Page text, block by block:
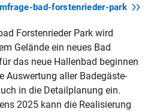
bad-forstenrieder-park
Forstenrieder Park wird
Gelände ein neues Bad
das neue Hallenbad beginnen
Auswertung aller Badegäste-
in die Detailplanung ein.
2025 kann die Realisierung